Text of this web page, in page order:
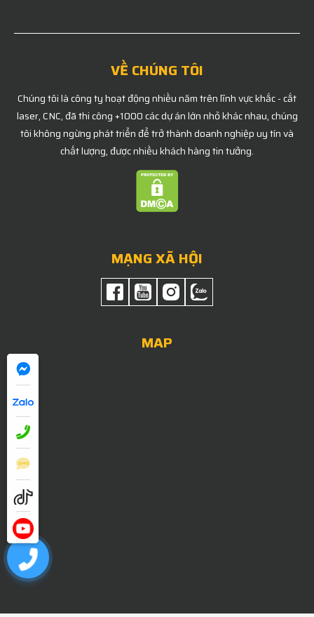
VỀ CHÚNG TÔI
Chúng tôi là công ty hoạt động nhiều năm trên lĩnh vực khắc - cắt
laser, CNC, đã thi công +1000 các dự án lớn nhỏ khác nhau, chúng
tôi không ngừng phát triển để trở thành doanh nghiệp uy tín và
chất lượng, được nhiều khách hàng tin tưởng.
MẠNG XÃ HỘI
MAP
0909052838